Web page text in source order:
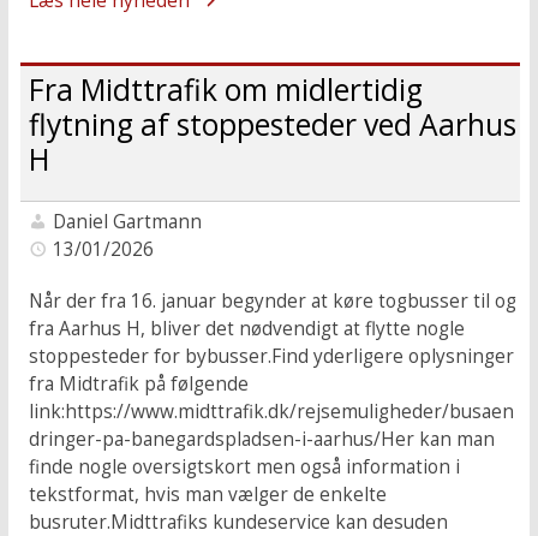
Fra Midttrafik om midlertidig
flytning af stoppesteder ved Aarhus
H
Daniel Gartmann
13/01/2026
Når der fra 16. januar begynder at køre togbusser til og
fra Aarhus H, bliver det nødvendigt at flytte nogle
stoppesteder for bybusser.Find yderligere oplysninger
fra Midtrafik på følgende
link:https://www.midttrafik.dk/rejsemuligheder/busaen
dringer-pa-banegardspladsen-i-aarhus/Her kan man
finde nogle oversigtskort men også information i
tekstformat, hvis man vælger de enkelte
busruter.Midttrafiks kundeservice kan desuden